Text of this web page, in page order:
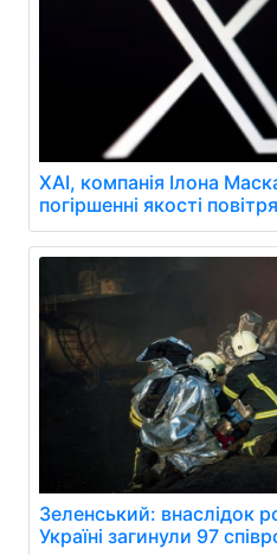
XAI, компанія Ілона
погіршенні якості
Зеленський: внаслідок
Україні загинули 97